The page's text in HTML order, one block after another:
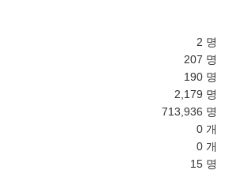
2 명
207 명
190 명
2,179 명
713,936 명
0 개
0 개
15 명